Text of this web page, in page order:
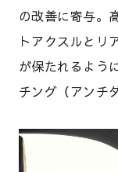
の改善に寄与。
トアクスルとリ
が保たれるよう
チング（アンチ